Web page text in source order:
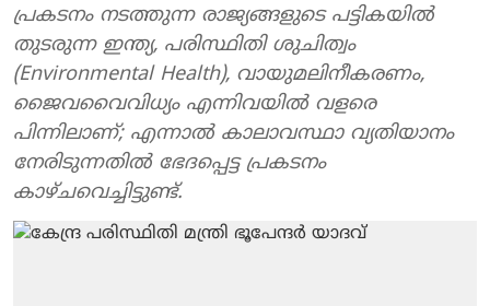
പ്രകടനം നടത്തുന്ന രാജ്യങ്ങളുടെ പട്ടികയിൽ
തുടരുന്ന ഇന്ത്യ, പരിസ്ഥിതി ശുചിത്വം
(Environmental Health), വായുമലിനീകരണം,
ജൈവവൈവിധ്യം എന്നിവയിൽ വളരെ
പിന്നിലാണ്; എന്നാൽ കാലാവസ്ഥാ വ്യതിയാനം
നേരിടുന്നതിൽ ഭേദപ്പെട്ട പ്രകടനം
കാഴ്ചവെച്ചിട്ടുണ്ട്.